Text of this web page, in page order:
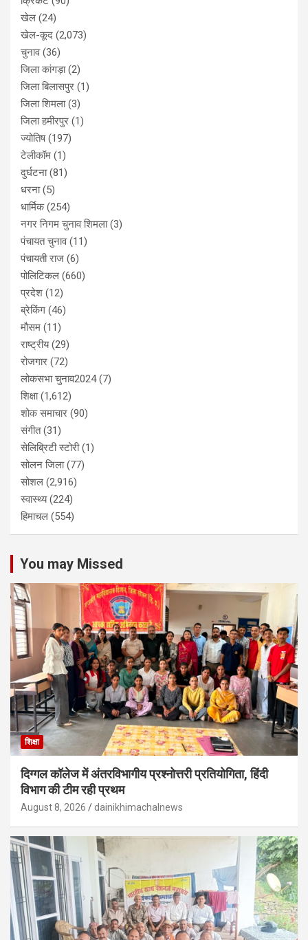
खेल (24)
खेल-कूद (2,073)
चुनाव(36)
जिला कांगड़ा(2)
जिला बिलासपुर (1)
जिला शिमला(3)
जिला हमीरपुर (1)
ज्योतिष(197)
टेलीकॉम (1)
दुर्घटना(81)
धरना(5)
धार्मिक(254)
नगर निगम चुनाव शिमला(3)
पंचायत चुनाव(11)
पंचायती राज (6)
पोलिटिकल (660)
प्रदेश (12)
ब्रेकिंग (46)
मौसम (11)
राष्ट्रीय(29)
रोजगार (72)
लोकसभा चुनाव2024(7)
शिक्षा(1,612)
शोक समाचार (90)
संगीत(31)
सेलिब्रिटी स्टोरी(1)
सोलन जिला(77)
सोशल (2,916)
स्वास्थ्य(224)
हिमाचल (554)
You may Missed
शिक्षा
दिग्गल कॉलेज में अंतरविभागीय प्रश्नोत्तरी प्रतियोगिता, हिंदी
विभाग की टीम रही प्रथम
August 8, 2026 dainikhimachalnews